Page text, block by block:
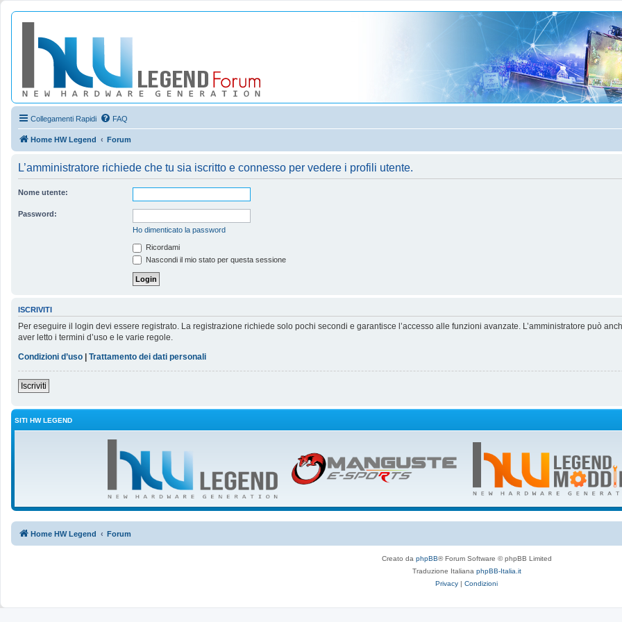
Collegamenti Rapidi FAQ
Home HW Legend Forum
L’amministratore richiede che tu sia iscritto e connesso per vedere i profili utente.
Nome utente:
Password:
Ho dimenticato la password
Ricordami
Nascondi il mio stato per questa sessione
ISCRIVITI
Per eseguire il login devi essere registrato. La registrazione richiede solo pochi secondi e garantisce l’accesso alle funzioni avanzate. L’amministratore può
aver letto i termini d’uso e le varie regole.
Condizioni d’uso | Trattamento dei dati personali
Iscriviti
SITI HW LEGEND
Home HW Legend Forum
Creato da phpBB® Forum Software © phpBB Limited
Traduzione Italiana phpBB-Italia.it
Privacy
Condizioni